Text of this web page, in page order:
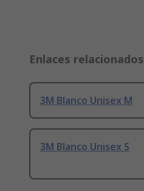
Enlaces relacionados
3M Blanco Unisex M
3M Blanco Unisex S